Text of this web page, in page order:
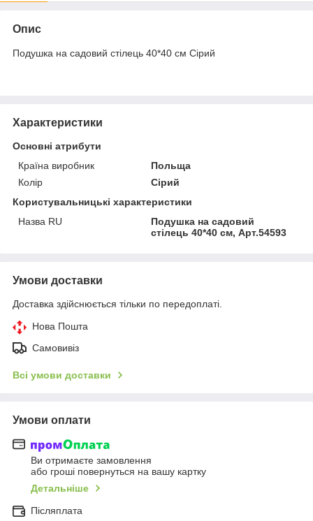
Опис
Подушка на садовий стілець 40*40 см Сірий
Характеристики
Основні атрибути
Країна виробник
Польща
Колір
Сірий
Користувальницькі характеристики
Назва RU
Подушка на садовий
стілець 40*40 см, Арт.54593
Умови доставки
Доставка здійснюється тільки по передоплаті.
Нова Пошта
Самовивіз
Всі умови доставки
Умови оплати
Ви отримаєте замовлення
або гроші повернуться на вашу картку
Детальніше
Післяплата